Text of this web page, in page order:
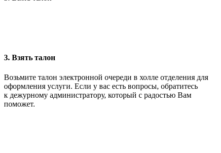
3. Взять талон
Возьмите талон электронной очереди в холле отделения для
оформления услуги. Если у вас есть вопросы, обратитесь
к дежурному администратору, который с радостью Вам
поможет.